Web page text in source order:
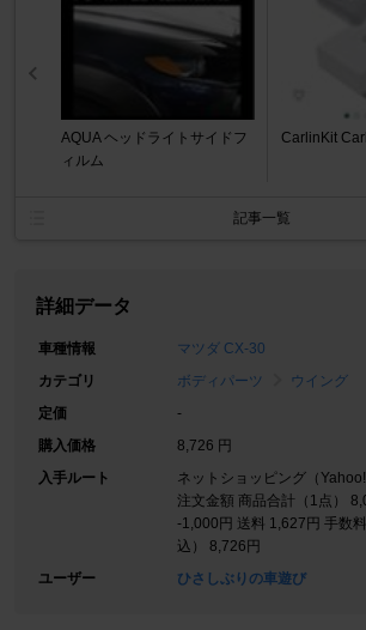
AQUA ヘッドライトサイドフ
ィルム
CarlinKit
記事一覧
詳細データ
車種情報
マツダ CX-30
カテゴリ
ボディパーツ
ウイング
定価
-
購入価格
8,726 円
入手ルート
ネットショッピング（
注文金額 商品合計（1点）
-1,000円 送料 1,627円 手数
込） 8,726円
ユーザー
ひさしぶりの車遊び